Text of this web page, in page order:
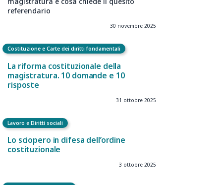
Se la riforma sulla “separazione delle
carriere” non separa le carriere
Cosa prevede la proposta di riforma della
magistratura e cosa chiede il quesito
La riforma costituzionale della